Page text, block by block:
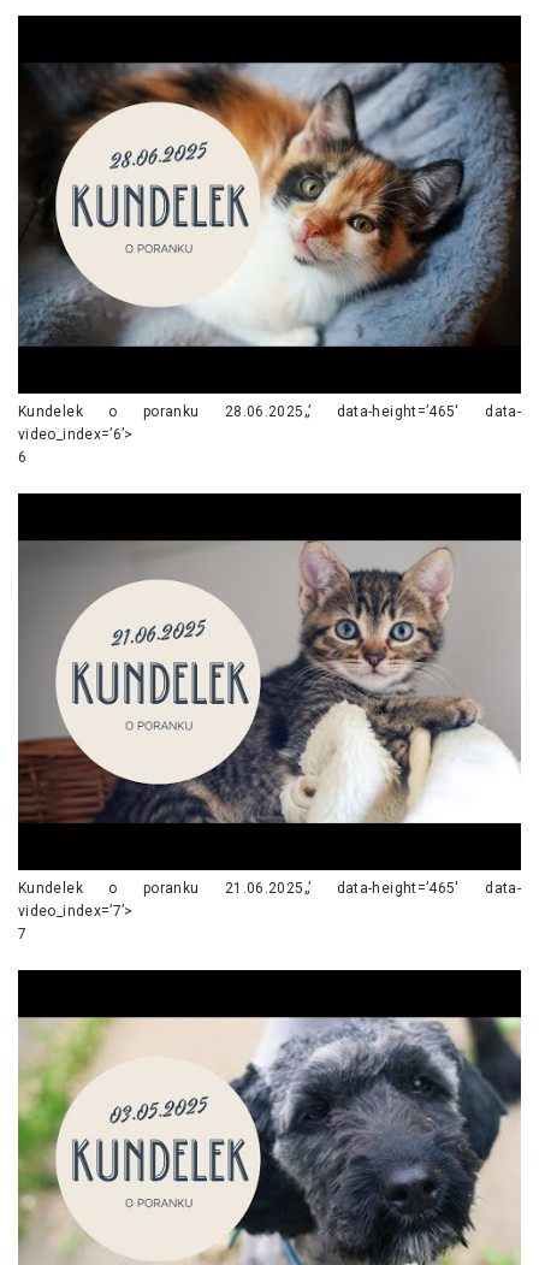
Kundelek o poranku 28.06.2025„’ data-height=’465′ data-
video_index=’6’>
6
Kundelek o poranku 21.06.2025„’ data-height=’465′ data-
video_index=’7’>
7